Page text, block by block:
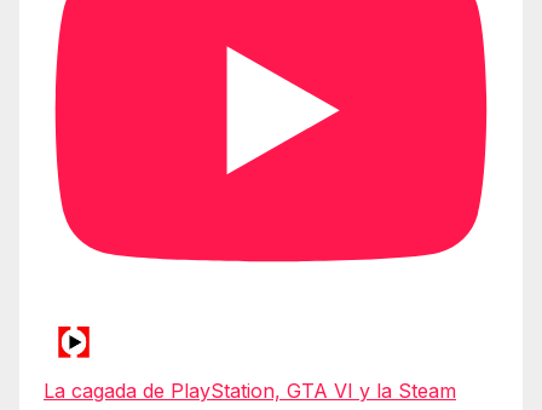
La cagada de PlayStation, GTA VI y la Steam